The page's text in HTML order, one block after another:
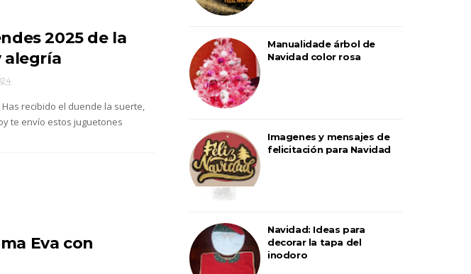
2025 de la
alegría
recibido el duende la suerte,
te envío estos juguetones
Eva con
Manualidade árbol de
Navidad color rosa
Imagenes y mensajes de
felicitación para Navidad
Navidad: Ideas para
decorar la tapa del
inodoro